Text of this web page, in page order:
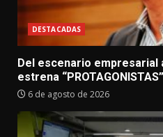
DESTACADAS
Del escenario empresarial
estrena
6 de agosto de 2026